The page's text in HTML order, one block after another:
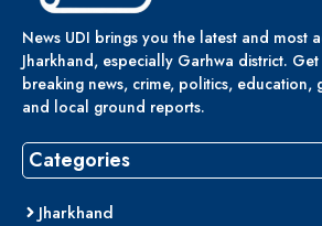
News UDI brings you the latest and most
Jharkhand, especially Garhwa district.
breaking news, crime, politics, education,
and local ground reports.
Categories
Jharkhand